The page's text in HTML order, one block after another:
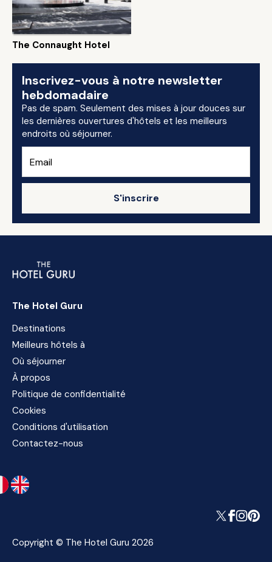
The Connaught Hotel
Inscrivez-vous à notre newsletter
hebdomadaire
Pas de spam. Seulement des mises à jour douces sur
les dernières ouvertures d'hôtels et les meilleurs
endroits où séjourner.
S'inscrire
The Hotel Guru
Destinations
Meilleurs hôtels à
Où séjourner
À propos
Politique de confidentialité
Cookies
Conditions d'utilisation
Contactez-nous
Copyright © The Hotel Guru 2026